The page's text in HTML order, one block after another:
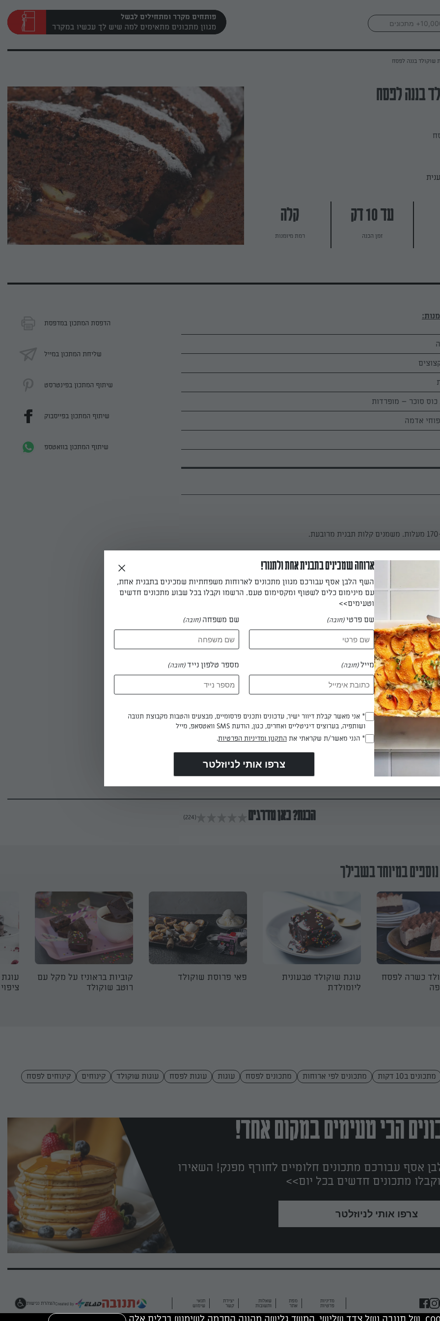
פותחים מקרר ומתחילים לבשל
שוקולד בננה לפסח
בננה לפסח
עד 10 דק
זמן הכנה
קלה
רמת מיומנות
סוכר בקערה בינונית.
והקקאו יחד ומוסיפים בהדרגתיות לתערובת הביצים. לבסוף מוסיפים את
מקציפים את חלבוני הביצה לקצף חזר, בהדרגתיות הוסיפו 1/4 כוס סוכר. מוסיפים בערך 1/2 כוס
ובעדינות מקפלים את תערובת הקקאו לתוך הקצף שנשאר.
בתבנית ואופים בתנור למשך כ-30 דקות.
הדפסת המתכון במדפסת
שליחת המתכון במייל
שיתוף המתכון בפינטרסט
שיתוף המתכון בפייסבוק
שיתוף המתכון בוואטספ
הכנת? כאן מדרגים (224)
במיוחד בשבילך
כשרה לפסח
עוגת שוקולד טבעונית
ליומולדת
פאי פרוסת שוקולד
קוביות בראוניז על מקל עם
רוטב שוקולד
מתכונים ב10 דקות מתכונים לפי ארוחות מתכונים לפסח עוגות עוגות לפסח עוגות שוקולד קינוחים קינוחים לפסח
הכי טעימים במקום אחד!
אסף עבורכם מתכונים חלומיים לחורף מפנק! השאירו
מתכונים חדשים בכל יום>>
צרפו אותי לניוזלטר
מדיניות
פרטיות
מפת
אתר
שאלות
ותשובות
יצירת
קשר
תנאי
שימוש הצהרת נגישות
ארוחה שמכינים בתבנית אחת ולתנור!
השף הלבן אסף עבורכם מגוון מתכונים לארוחות משפחתיות שמכינים בתבנית אחת,
עם מינימום כלים לשטוף ומקסימום טעם. הרשמו וקבלו בכל שבוע מתכונים חדשים
וטעימים>>
שם פרטי(חובה) שם משפחה (חובה)
מייל(חובה) מספר טלפון נייד(חובה)
(חובה)
* אני מאשר קבלת דיוור ישיר, עדכונים ותכנים פרסומיים, מבצעים והטבות מקבוצת תנובה
ושותפיה, בערוצים דיגיטליים ואחרים, כגון, הודעת SMS וואטסאפ, מייל
(חובה)
* הנני מאשר/ת שקראתי את התקנון ומדיניות הפרטיות.